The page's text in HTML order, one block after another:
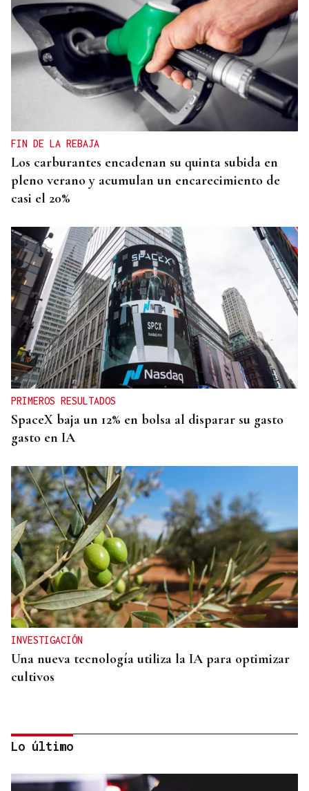
FIN DE LA REBAJA
Los carburantes encadenan su quinta subida en
pleno verano y acumulan un encarecimiento de
casi el 20%
PRIMEROS RESULTADOS
SpaceX baja un 12% en bolsa al disparar su gasto
gasto en IA
INVESTIGACIÓN
Una nueva tecnología utiliza la IA para optimizar
cultivos
Lo último